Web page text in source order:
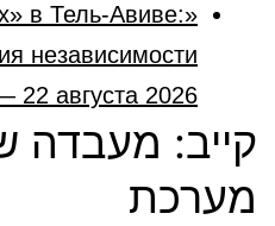
в Тель-Авиве:
независимости
22 августа 2026
קייב:
מערכת